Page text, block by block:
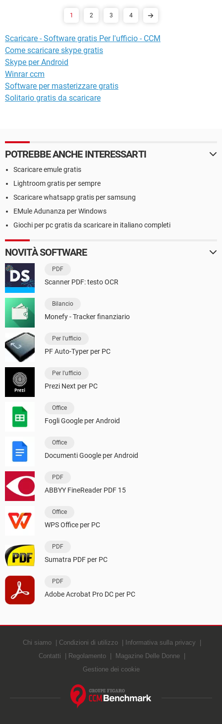
1 2 3 4
Scaricare - Software gratis Per l'ufficio - CCM
Come scaricare skype gratis
Skype per Android
Winrar ccm
Software per masterizzare gratis
Solitario gratis da scaricare
POTREBBE ANCHE INTERESSARTI
Scaricare emule gratis
Lightroom gratis per sempre
Scaricare whatsapp gratis per samsung
EMule Adunanza per Windows
Giochi per pc gratis da scaricare in italiano completi
NOVITÀ SOFTWARE
PDF
Scanner PDF: testo OCR
Bilancio
Monefy - Tracker finanziario
Per l'ufficio
PF Auto-Typer per PC
Per l'ufficio
Prezi Next per PC
Office
Fogli Google per Android
Office
Documenti Google per Android
PDF
ABBYY FineReader PDF 15
Office
WPS Office per PC
PDF
Sumatra PDF per PC
PDF
Adobe Acrobat Pro DC per PC
Chi siamo Condizioni di utilizzo
Informativa sulla privacy
Contatti
Regolamento
Magazine Delle Donne
Gestione dei cookie